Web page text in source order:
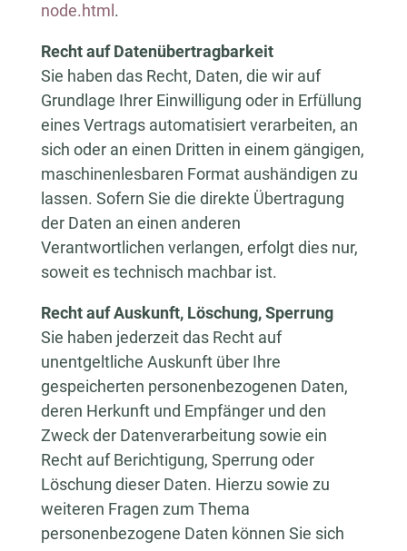
node.html .
Recht auf Datenübertragbarkeit
Sie haben das Recht, Daten, die wir auf
Grundlage Ihrer Einwilligung oder in Erfüllung
eines Vertrags automatisiert verarbeiten, an
sich oder an einen Dritten in einem gängigen,
maschinenlesbaren Format aushändigen zu
lassen. Sofern Sie die direkte Übertragung
der Daten an einen anderen
Verantwortlichen verlangen, erfolgt dies nur,
soweit es technisch machbar ist.
Recht auf Auskunft, Löschung, Sperrung
Sie haben jederzeit das Recht auf
unentgeltliche Auskunft über Ihre
gespeicherten personenbezogenen Daten,
deren Herkunft und Empfänger und den
Zweck der Datenverarbeitung sowie ein
Recht auf Berichtigung, Sperrung oder
Löschung dieser Daten. Hierzu sowie zu
weiteren Fragen zum Thema
personenbezogene Daten können Sie sich